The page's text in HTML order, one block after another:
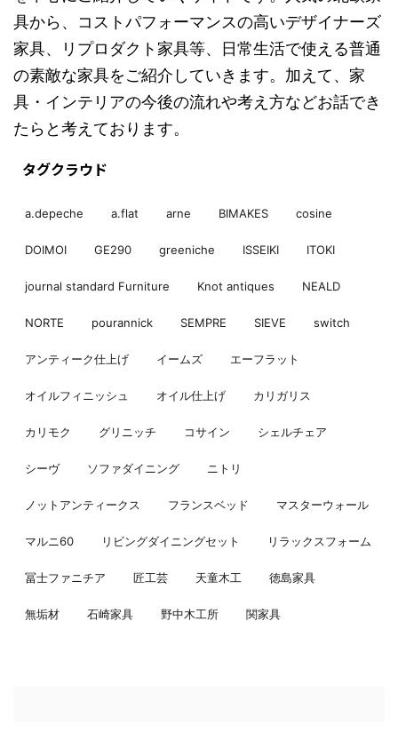
具から、コストパフォーマンスの高いデザイナーズ
家具、リプロダクト家具等、日常生活で使える普通
の素敵な家具をご紹介していきます。加えて、家
具・インテリアの今後の流れや考え方などお話でき
たらと考えております。
タグクラウド
a.depeche a.flat arne BIMAKES cosine
DOIMOI GE290 greeniche ISSEIKI ITOKI
journal standard Furniture Knot antiques NEALD
NORTE pourannick SEMPRE SIEVE switch
アンティーク仕上げ イームズ エーフラット
オイルフィニッシュ オイル仕上げ カリガリス
カリモク グリニッチ コサイン シェルチェア
シーヴ ソファダイニング ニトリ
ノットアンティークス フランスベッド マスターウォール
マルニ60 リビングダイニングセット リラックスフォーム
冨士ファニチア 匠工芸 天童木工 徳島家具
無垢材 石崎家具 野中木工所 関家具